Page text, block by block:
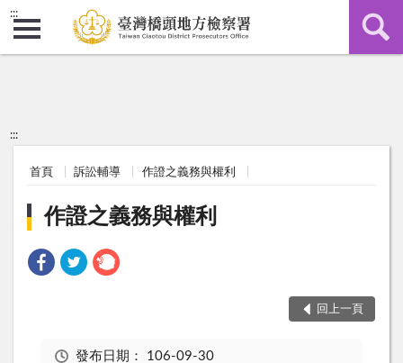
:::
:::
首頁 訴訟輔導 作證之義務與權利
作證之義務與權利
回上一頁
發布日期： 106-09-30